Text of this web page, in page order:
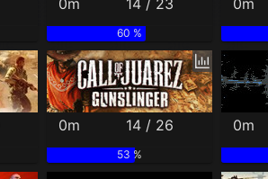
60 %
0m 14 / 26
53 %
0m